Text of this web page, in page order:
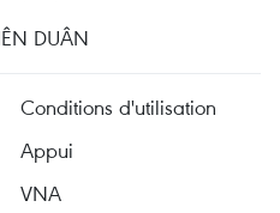
DUÂN
Conditions d'utilisation
Appui
VNA